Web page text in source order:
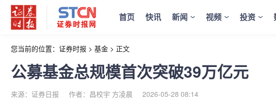
首页 快讯 新闻 视频 投资
您当前的位置： 证券时报 > 基金 > 正文
公募基金总规模首次突破39万亿元
来源：证券日报 作者：昌校宇 方凌晨 2026-05-28 08:14